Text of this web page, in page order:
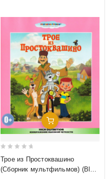
Добавить В Корзину
out
Трое из Простоквашино
(Сборник мультфильмов) (Blu-